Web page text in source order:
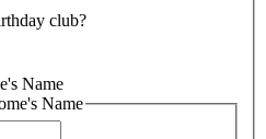
club?
Name
Name